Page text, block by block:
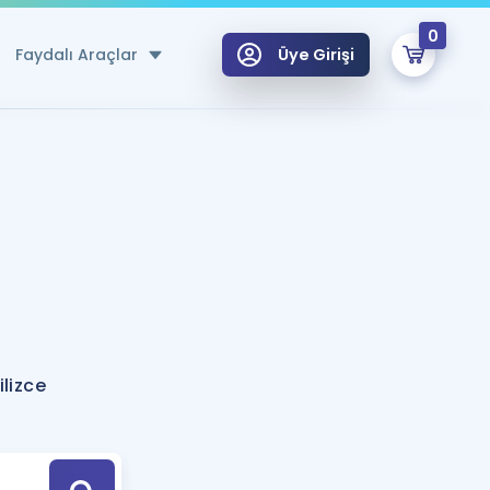
Faydalı Araçlar
Hesaplama Aracı
için Öneriler
Tek Takvimde
Üye Girişi
0